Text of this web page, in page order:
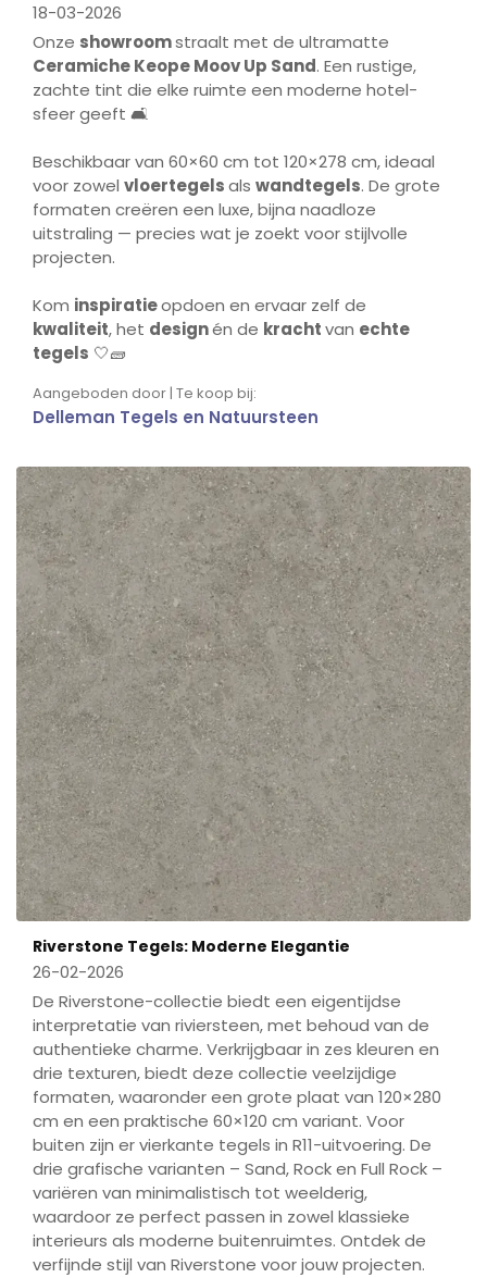
18-03-2026
Onze showroomstraalt met de ultramatte
Ceramiche Keope Moov Up Sand. Een rustige,
zachte tint die elke ruimte een moderne hotel­
sfeer geeft 🛋️
Beschikbaar van 60×60 cm tot 120×278 cm, ideaal
voor zowel vloertegelsals wandtegels. De grote
formaten creëren een luxe, bijna naadloze
uitstraling — precies wat je zoekt voor stijlvolle
projecten.
Kom inspiratieopdoen en ervaar zelf de
kwaliteit, het designén de krachtvan echte
tegels 🤍🧱
Aangeboden door | Te koop bij:
Delleman Tegels en Natuursteen
Riverstone Tegels: Moderne Elegantie
26-02-2026
De Riverstone-collectie biedt een eigentijdse
interpretatie van riviersteen, met behoud van de
authentieke charme. Verkrijgbaar in zes kleuren en
drie texturen, biedt deze collectie veelzijdige
formaten, waaronder een grote plaat van 120×280
cm en een praktische 60×120 cm variant. Voor
buiten zijn er vierkante tegels in R11-uitvoering. De
drie grafische varianten – Sand, Rock en Full Rock –
variëren van minimalistisch tot weelderig,
waardoor ze perfect passen in zowel klassieke
interieurs als moderne buitenruimtes. Ontdek de
verfijnde stijl van Riverstone voor jouw projecten.